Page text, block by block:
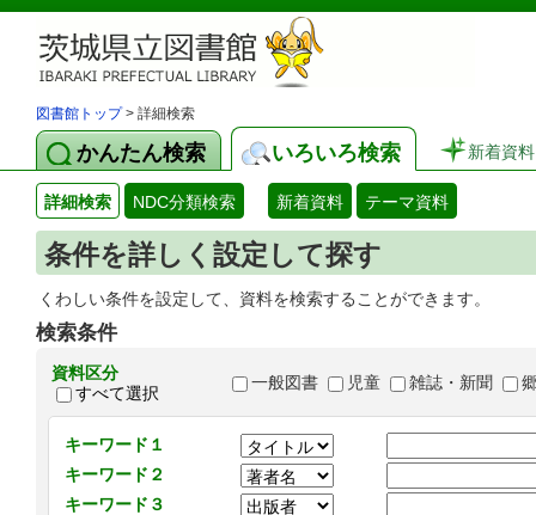
図書館トップ> 詳細検索
かんたん検索 いろいろ検索 新着資料
詳細検索 NDC分類検索 新着資料 テーマ資料
条件を詳しく設定して探す
くわしい条件を設定して、資料を検索することができます。
検索条件
資料区分
すべて選択
一般図書 児童 雑誌・新聞
キーワード１
キーワード２
キーワード３